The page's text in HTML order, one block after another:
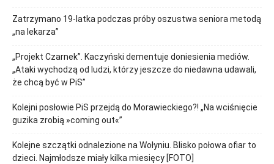
Zatrzymano 19-latka podczas próby oszustwa seniora metodą
„na lekarza”
„Projekt Czarnek”. Kaczyński dementuje doniesienia mediów.
„Ataki wychodzą od ludzi, którzy jeszcze do niedawna udawali,
że chcą być w PiS”
Kolejni posłowie PiS przejdą do Morawieckiego?! „Na wciśnięcie
guzika zrobią »coming out«”
Kolejne szczątki odnalezione na Wołyniu. Blisko połowa ofiar to
dzieci. Najmłodsze miały kilka miesięcy [FOTO]